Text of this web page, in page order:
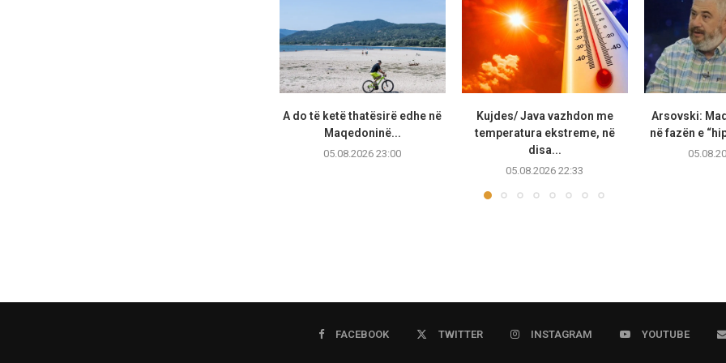
A do të ketë thatësirë edhe në
Maqedoninë...
05.08.2026 23:00
Kujdes/ Java vazhdon me
temperatura ekstreme, në
disa...
05.08.2026 22:33
Arsovski:
në fazën e
FACEBOOK TWITTER INSTAGRAM YOUTUBE